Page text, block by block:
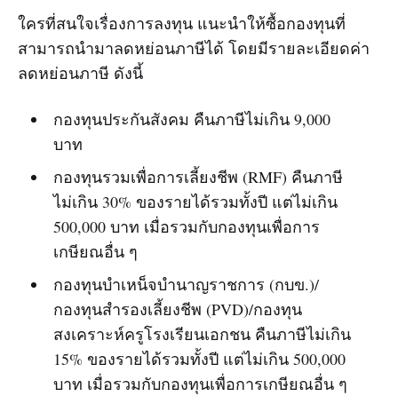
ใครที่สนใจเรื่องการลงทุน แนะนำให้ซื้อกองทุนที่
สามารถนำมาลดหย่อนภาษีได้ โดยมีรายละเอียดค่า
ลดหย่อนภาษี ดังนี้
กองทุนประกันสังคม คืนภาษีไม่เกิน 9,000
บาท
กองทุนรวมเพื่อการเลี้ยงชีพ (RMF) คืนภาษี
ไม่เกิน 30% ของรายได้รวมทั้งปี แต่ไม่เกิน
500,000 บาท เมื่อรวมกับกองทุนเพื่อการ
เกษียณอื่น ๆ
กองทุนบำเหน็จบำนาญราชการ (กบข.)/
กองทุนสำรองเลี้ยงชีพ (PVD)/กองทุน
สงเคราะห์ครูโรงเรียนเอกชน คืนภาษีไม่เกิน
15% ของรายได้รวมทั้งปี แต่ไม่เกิน 500,000
บาท เมื่อรวมกับกองทุนเพื่อการเกษียณอื่น ๆ